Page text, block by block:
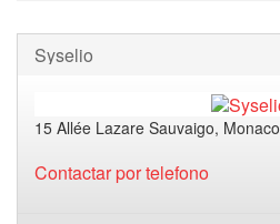
Syselio
15 Allée Lazare Sauvaigo, Monaco
Contactar por telefono